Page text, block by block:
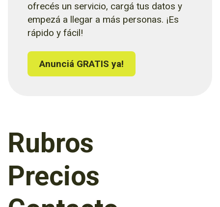
ofrecés un servicio, cargá tus datos y
empezá a llegar a más personas. ¡Es
rápido y fácil!
Anunciá GRATIS ya!
Rubros
Precios